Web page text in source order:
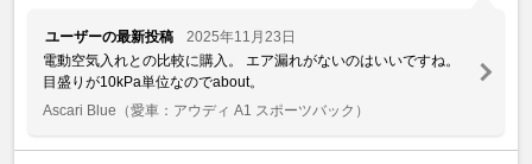
ユーザーの最新投稿
2025年11月23日
電動空気入れとの比較に購入。 エア漏れがないのはいいですね。
目盛りが10kPa単位なのでabout。
Ascari Blue （愛車：アウディ A1 スポーツバック）